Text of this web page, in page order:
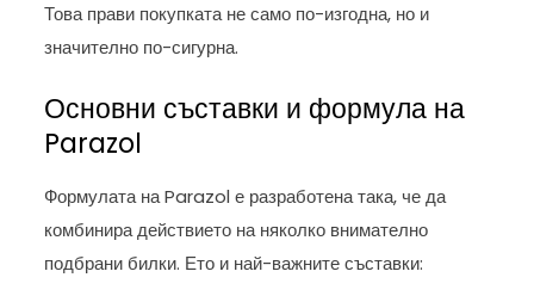
Това прави покупката не само по-изгодна, но и
значително по-сигурна.
Основни съставки и формула на
Parazol
Формулата на Parazol е разработена така, че да
комбинира действието на няколко внимателно
подбрани билки. Ето и най-важните съставки: